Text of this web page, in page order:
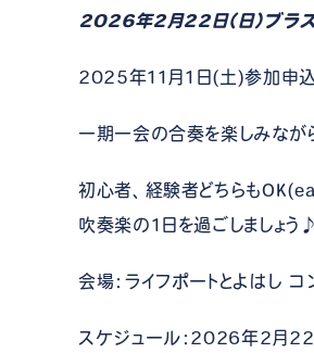
2026年2月22日（日）ブラ
2025年11月1日(土)参加申
一期一会の合奏を楽しみなが
初心者、経験者どちらも
吹奏楽の1日を過ごしましょう♪
会場：ライフポートとよはし
スケジュール：2026年2月